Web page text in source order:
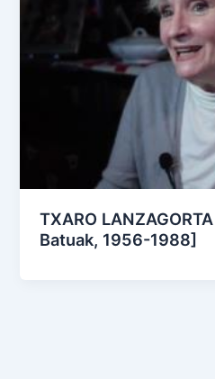
TXARO
Batuak, 1956-1988]